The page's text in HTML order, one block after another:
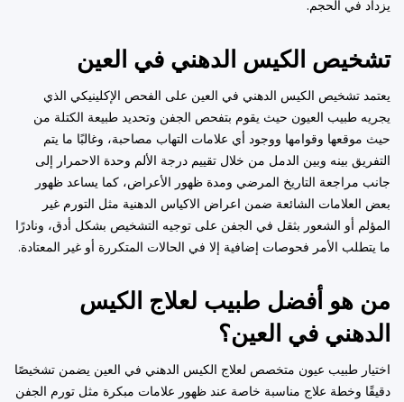
يزداد في الحجم.
تشخيص الكيس الدهني في العين
يعتمد تشخيص الكيس الدهني في العين على الفحص الإكلينيكي الذي
يجريه طبيب العيون حيث يقوم بتفحص الجفن وتحديد طبيعة الكتلة من
حيث موقعها وقوامها ووجود أي علامات التهاب مصاحبة، وغالبًا ما يتم
التفريق بينه وبين الدمل من خلال تقييم درجة الألم وحدة الاحمرار إلى
جانب مراجعة التاريخ المرضي ومدة ظهور الأعراض، كما يساعد ظهور
بعض العلامات الشائعة ضمن اعراض الاكياس الدهنية مثل التورم غير
المؤلم أو الشعور بثقل في الجفن على توجيه التشخيص بشكل أدق، ونادرًا
ما يتطلب الأمر فحوصات إضافية إلا في الحالات المتكررة أو غير المعتادة.
من هو أفضل طبيب لعلاج الكيس
الدهني في العين؟
اختيار طبيب عيون متخصص لعلاج الكيس الدهني في العين يضمن تشخيصًا
دقيقًا وخطة علاج مناسبة خاصة عند ظهور علامات مبكرة مثل تورم الجفن